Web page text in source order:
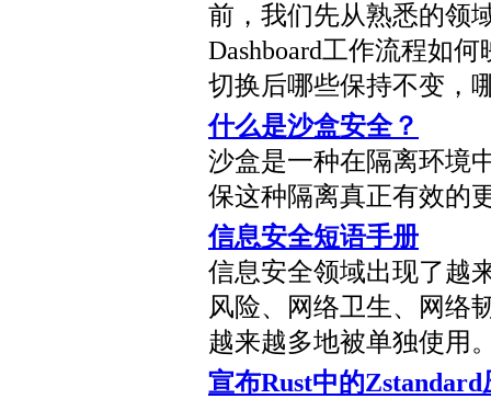
前，我们先从熟悉的领
Dashboard工作流程如
切换后哪些保持不变，
什么是沙盒安全？
沙盒是一种在隔离环境
保这种隔离真正有效的
信息安全短语手册
信息安全领域出现了越
风险、网络卫生、网络
越来越多地被单独使用
宣布Rust中的Zstandard